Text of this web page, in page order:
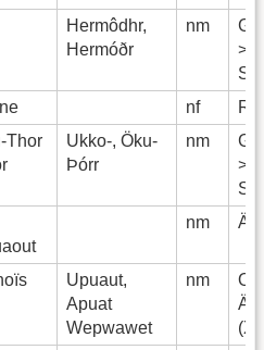
Hermôdhr,
Hermóðr
nm
>
nf
Thor
Ukko-, Öku-
Þórr
nm
>
nm
Upuaut,
Apuat
Wepwawet
nm